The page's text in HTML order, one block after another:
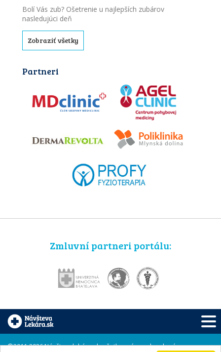
Bolí Vás zub? Ošetrenie u najlepších zubárov
nasledujúci deň
Zobraziť všetky
Partneri
Zmluvní partneri portálu:
©2011-2026 Návštevalekára.sk, všetky práva vyhradené.